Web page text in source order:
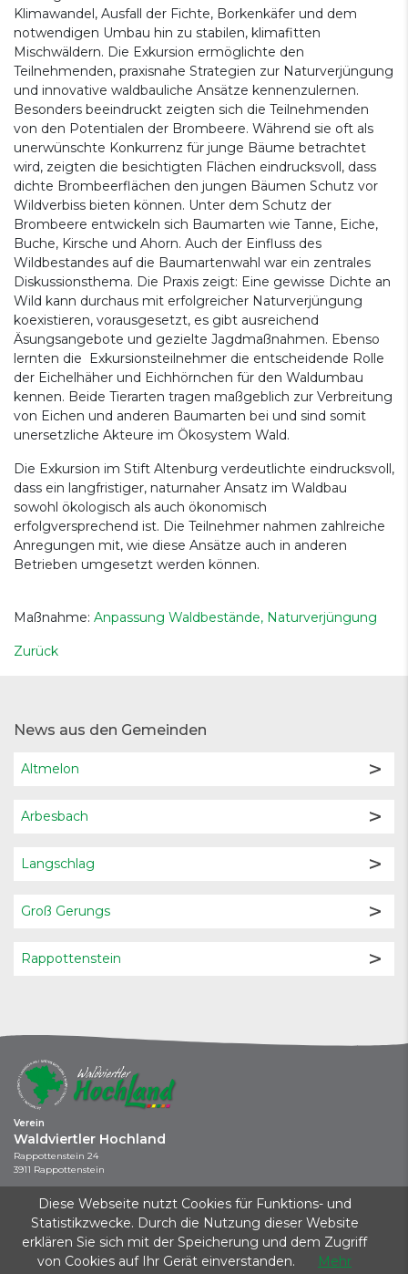
Klimawandel, Ausfall der Fichte, Borkenkäfer und dem
notwendigen Umbau hin zu stabilen, klimafitten
Mischwäldern. Die Exkursion ermöglichte den
Teilnehmenden, praxisnahe Strategien zur Naturverjüngung
und innovative waldbauliche Ansätze kennenzulernen.
Besonders beeindruckt zeigten sich die Teilnehmenden
von den Potentialen der Brombeere. Während sie oft als
unerwünschte Konkurrenz für junge Bäume betrachtet
wird, zeigten die besichtigten Flächen eindrucksvoll, dass
dichte Brombeerflächen den jungen Bäumen Schutz vor
Wildverbiss bieten können. Unter dem Schutz der
Brombeere entwickeln sich Baumarten wie Tanne, Eiche,
Buche, Kirsche und Ahorn. Auch der Einfluss des
Wildbestandes auf die Baumartenwahl war ein zentrales
Diskussionsthema. Die Praxis zeigt: Eine gewisse Dichte an
Wild kann durchaus mit erfolgreicher Naturverjüngung
koexistieren, vorausgesetzt, es gibt ausreichend
Äsungsangebote und gezielte Jagdmaßnahmen. Ebenso
lernten die Exkursionsteilnehmer die entscheidende Rolle
der Eichelhäher und Eichhörnchen für den Waldumbau
kennen. Beide Tierarten tragen maßgeblich zur Verbreitung
von Eichen und anderen Baumarten bei und sind somit
unersetzliche Akteure im Ökosystem Wald.
Die Exkursion im Stift Altenburg verdeutlichte eindrucksvoll,
dass ein langfristiger, naturnaher Ansatz im Waldbau
sowohl ökologisch als auch ökonomisch
erfolgversprechend ist. Die Teilnehmer nahmen zahlreiche
Anregungen mit, wie diese Ansätze auch in anderen
Betrieben umgesetzt werden können.
Maßnahme: Anpassung Waldbestände, Naturverjüngung
Zurück
News aus den Gemeinden
Altmelon
Arbesbach
Langschlag
Groß Gerungs
Rappottenstein
Verein
Waldviertler Hochland
Rappottenstein 24
3911 Rappottenstein
+43 664 / 737 043 44
info@waldviertler-hochland.at
Kontakt|Impressum| Datenschutz|Startseite
Diese Webseite nutzt Cookies für Funktions- und
Statistikzwecke. Durch die Nutzung dieser Website
erklären Sie sich mit der Speicherung und dem Zugriff
von Cookies auf Ihr Gerät einverstanden.
Mehr